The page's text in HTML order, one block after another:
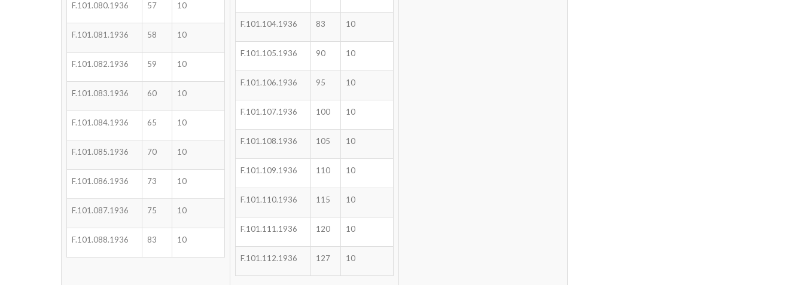
F.101.080.1936 57 10
F.101.081.1936 58 10
F.101.082.1936 59 10
F.101.083.1936 60 10
F.101.084.1936 65 10
F.101.085.1936 70 10
F.101.086.1936 73 10
F.101.087.1936 75 10
F.101.088.1936 83 10
F.101.104.1936 83 10
F.101.105.1936 90 10
F.101.106.1936 95 10
F.101.107.1936 100 10
F.101.108.1936 105 10
F.101.109.1936 110 10
F.101.110.1936 115 10
F.101.111.1936 120 10
F.101.112.1936 127 10